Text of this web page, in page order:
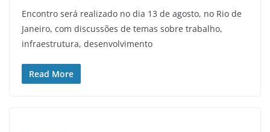
Encontro será realizado no dia 13 de agosto, no Rio de
Janeiro, com discussões de temas sobre trabalho,
infraestrutura, desenvolvimento
Read More